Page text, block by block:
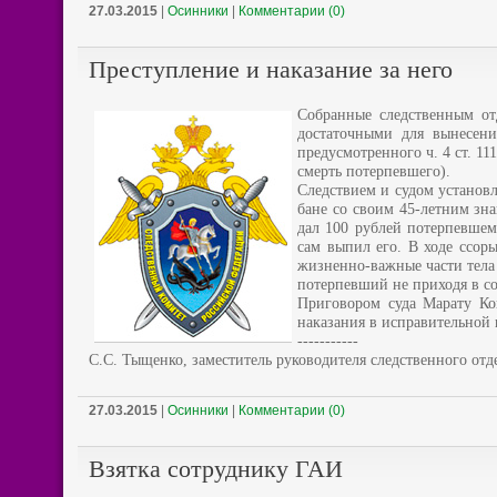
27.03.2015 Осинники Комментарии (0)
Преступление и наказание за него
Собранные следственным
достаточными для
предусмотренного ч. 4 ст.
смерть потерпевшего).
Следствием и судом
бане со своим 45-летним
дал 100 рублей
сам выпил его. В ходе
жизненно-важные части
потерпевший не приходя в
Приговором суда Марату
наказания в
-----------
С.С. Тыщенко, заместитель руководителя следственного
27.03.2015 Осинники Комментарии (0)
Взятка сотруднику ГАИ